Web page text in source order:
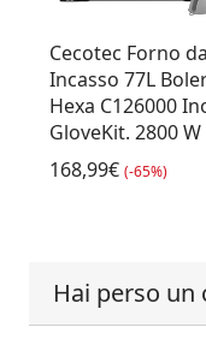
Cecotec Forno da
Incasso 77L
Hexa C126000
GloveKit. 2800 W
168,99€ (-65%)
Hai perso un